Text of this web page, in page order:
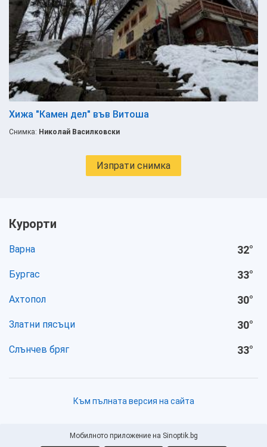
Хижа "Камен дел" във Витоша
Снимка: Николай Василковски
Изпрати снимка
Курорти
Варна 32°
Бургас 33°
Ахтопол 30°
Златни пясъци 30°
Слънчев бряг 33°
Към пълната версия на сайта
Мобилното приложение на Sinoptik.bg